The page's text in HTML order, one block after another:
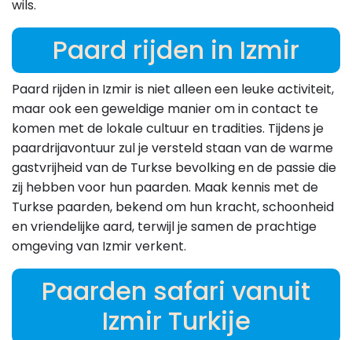
wils.
Paard rijden in Izmir
Paard rijden in Izmir is niet alleen een leuke activiteit,
maar ook een geweldige manier om in contact te
komen met de lokale cultuur en tradities. Tijdens je
paardrijavontuur zul je versteld staan van de warme
gastvrijheid van de Turkse bevolking en de passie die
zij hebben voor hun paarden. Maak kennis met de
Turkse paarden, bekend om hun kracht, schoonheid
en vriendelijke aard, terwijl je samen de prachtige
omgeving van Izmir verkent.
Paarden safari vanuit
Izmir Turkije